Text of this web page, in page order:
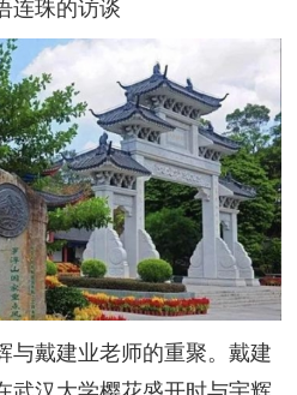
连珠的访谈
与戴建业老师的重聚。戴建